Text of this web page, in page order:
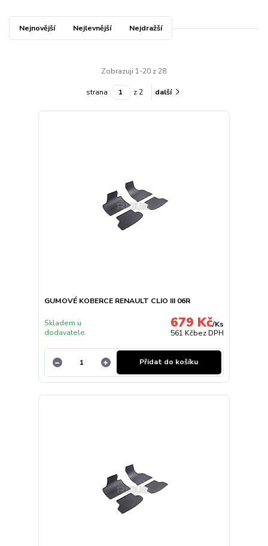
Nejnovější Nejlevnější Nejdražší
Zobrazuji 1-20 z 28
strana z 2 další
GUMOVÉ KOBERCE RENAULT CLIO III 06R
679 Kč/Ks
561 Kčbez DPH
Skladem u
dodavatele
Přidat do košíku